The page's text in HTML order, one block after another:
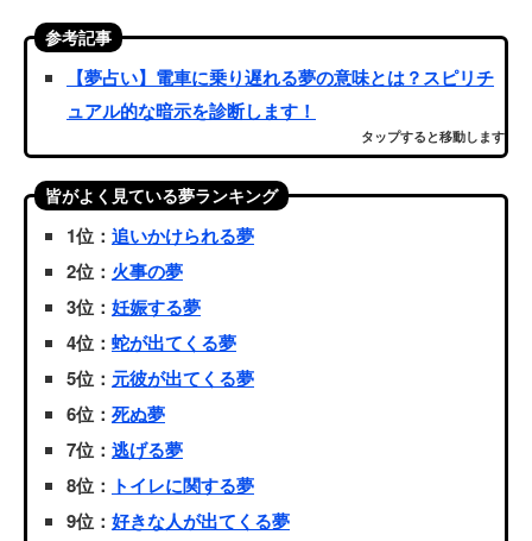
参考記事
【夢占い】電車に乗り遅れる夢の意味とは？スピリチ
ュアル的な暗示を診断します！
タップすると移動します
皆がよく見ている夢ランキング
1位： 追いかけられる夢
2位： 火事の夢
3位： 妊娠する夢
4位： 蛇が出てくる夢
5位： 元彼が出てくる夢
6位： 死ぬ夢
7位： 逃げる夢
8位： トイレに関する夢
9位： 好きな人が出てくる夢